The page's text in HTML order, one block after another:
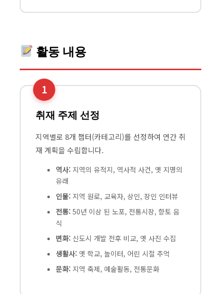
활동 내용
1
취재 주제 선정
지역별로 8개 챕터(카테고리)를 선정하여 연간 취
재 계획을 수립합니다.
역사: 지역의 유적지, 역사적 사건, 옛 지명의
유래
인물: 지역 원로, 교육자, 상인, 장인 인터뷰
전통: 50년 이상 된 노포, 전통시장, 향토 음
식
변화: 신도시 개발 전후 비교, 옛 사진 수집
생활사: 옛 학교, 놀이터, 어린 시절 추억
문화: 지역 축제, 예술활동, 전통문화